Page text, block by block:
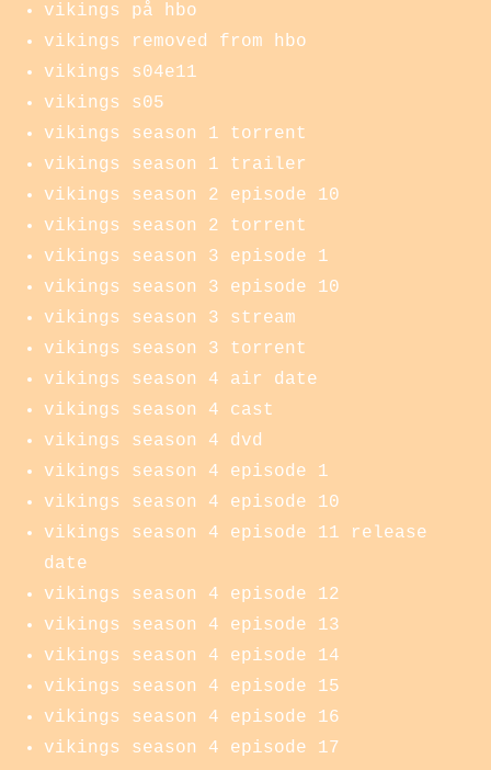
vikings på hbo
vikings removed from hbo
vikings s04e11
vikings s05
vikings season 1 torrent
vikings season 1 trailer
vikings season 2 episode 10
vikings season 2 torrent
vikings season 3 episode 1
vikings season 3 episode 10
vikings season 3 stream
vikings season 3 torrent
vikings season 4 air date
vikings season 4 cast
vikings season 4 dvd
vikings season 4 episode 1
vikings season 4 episode 10
vikings season 4 episode 11 release
date
vikings season 4 episode 12
vikings season 4 episode 13
vikings season 4 episode 14
vikings season 4 episode 15
vikings season 4 episode 16
vikings season 4 episode 17